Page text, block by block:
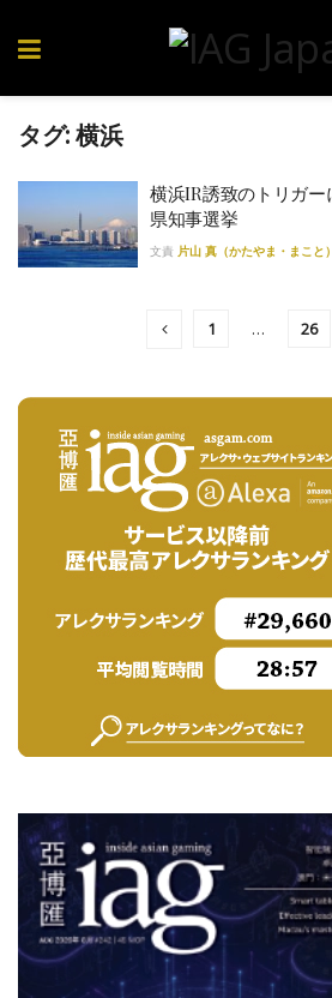
タグ:横浜
横浜IR誘致のトリガ
県知事選挙
文責 片山 真（かたやま・まこと）
1 … 26